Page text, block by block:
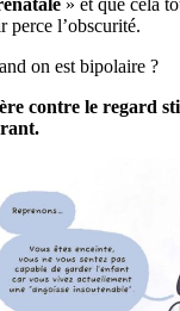
» et que cela
perce l’obscurité.
on est bipolaire ?
contre le regard